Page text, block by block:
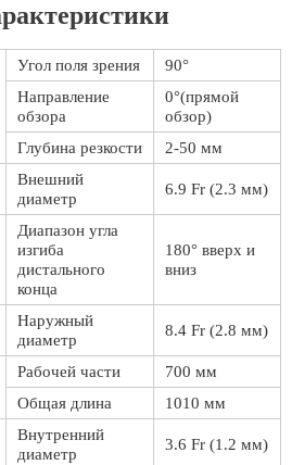
Угол поля зрения
90°
Направление
обзора
0°(прямой
обзор)
Глубина резкости
2-50 мм
Внешний
диаметр
6.9 Fr (2.3 мм)
Диапазон угла
изгиба
дистального
конца
180° вверх и
вниз
Наружный
диаметр
8.4 Fr (2.8 мм)
Рабочей части
700 мм
Общая длина
1010 мм
Внутренний
диаметр
3.6 Fr (1.2 мм)